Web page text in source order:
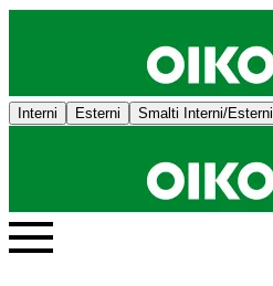
Interni Esterni Smalti Interni/Esterni